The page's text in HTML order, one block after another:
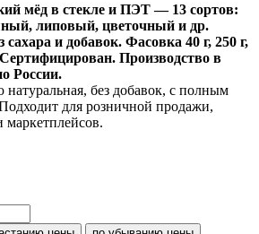
мёд в стекле и ПЭТ — 13 сортов:
липовый, цветочный и др.
и добавок. Фасовка 40 г, 250 г,
Сертифицирован. Производство в
России.
без добавок, с полным
для розничной продажи,
маркетплейсов.